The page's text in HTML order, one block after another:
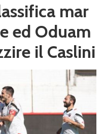
mar
ed Oduam
il Caslini